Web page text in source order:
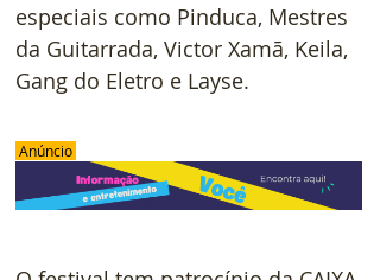
especiais como Pinduca, Mestres
da Guitarrada, Victor Xamã, Keila,
Gang do Eletro e Layse.
Anúncio